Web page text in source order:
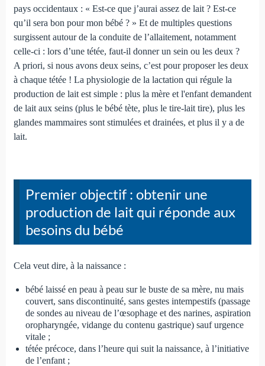
pays occidentaux : « Est-ce que j’aurai assez de lait ? Est-ce
qu’il sera bon pour mon bébé ? » Et de multiples questions
surgissent autour de la conduite de l’allaitement, notamment
celle-ci : lors d’une tétée, faut-il donner un sein ou les deux ?
A priori, si nous avons deux seins, c’est pour proposer les deux
à chaque tétée ! La physiologie de la lactation qui régule la
production de lait est simple : plus la mère et l'enfant demandent
de lait aux seins (plus le bébé tète, plus le tire-lait tire), plus les
glandes mammaires sont stimulées et drainées, et plus il y a de
lait.
Premier objectif : obtenir une
production de lait qui réponde aux
besoins du bébé
Cela veut dire, à la naissance :
bébé laissé en peau à peau sur le buste de sa mère, nu mais
couvert, sans discontinuité, sans gestes intempestifs (passage
de sondes au niveau de l’œsophage et des narines, aspiration
oropharyngée, vidange du contenu gastrique) sauf urgence
vitale ;
tétée précoce, dans l’heure qui suit la naissance, à l’initiative
de l’enfant ;